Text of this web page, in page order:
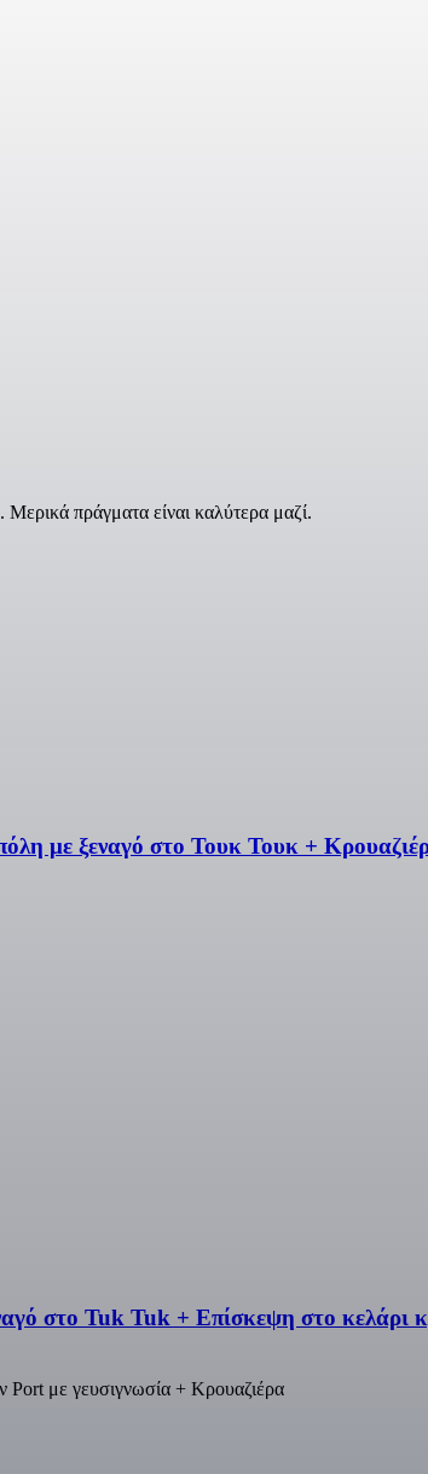
πράγματα είναι καλύτερα μαζί.
με ξεναγό στο Τουκ Τουκ +
στο Tuk Tuk + Επίσκεψη στο κελάρι
με γευσιγνωσία + Κρουαζιέρα